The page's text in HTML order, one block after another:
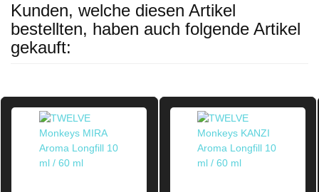
Kunden, welche diesen Artikel
bestellten, haben auch folgende Artikel
gekauft: